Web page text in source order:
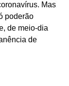
Mas
poderão
de meio-dia
de